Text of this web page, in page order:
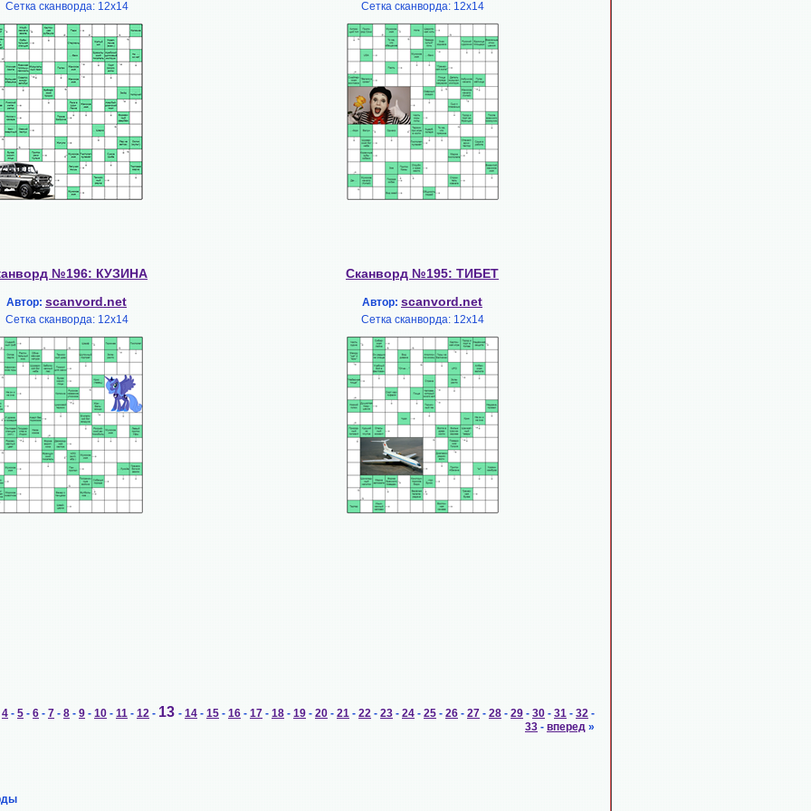
Сетка сканворда: 12х14 Сетка сканворда: 12х14
№196: КУЗИНА
Автор: scanvord.net
Сетка сканворда: 12х14
Сканворд №195: ТИБЕТ
Автор: scanvord.net
Сетка сканворда: 12х14
4 - 5 - 6 - 7 - 8 - 9 - 10 - 11 - 12 - 13 - 14 - 15 - 16 - 17 - 18 - 19 - 20 - 21 - 22 - 23 - 24 - 25 - 26 - 27 - 28 - 29 - 30 - 31 - 32 -
33 - вперед »